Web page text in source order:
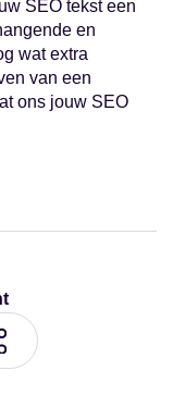
SEO tekst een
en
wat extra
van een
ons jouw SEO